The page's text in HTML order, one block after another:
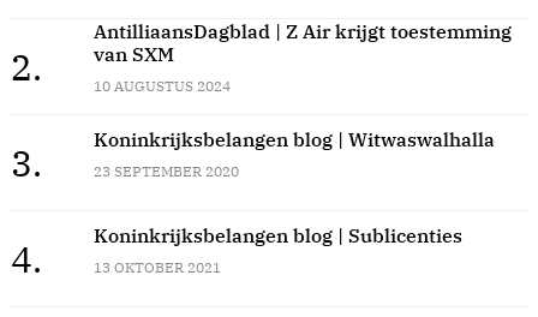
2.
AntilliaansDagblad | Z Air krijgt toestemming
van SXM
10 AUGUSTUS 2024
3.
Koninkrijksbelangen blog | Witwaswalhalla
23 SEPTEMBER 2020
4.
Koninkrijksbelangen blog | Sublicenties
13 OKTOBER 2021